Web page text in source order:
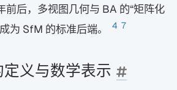
前后，多视图几何与 BA 的“矩阵化
为 SfM 的标准后端。
4 7
义与数学表示